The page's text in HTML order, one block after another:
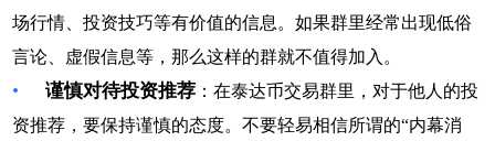
场行情、投资技巧等有价值的信息。如果群里经常出现低俗
言论、虚假信息等，那么这样的群就不值得加入。
•谨慎对待投资推荐 ：在泰达币交易群里，对于他人的投
资推荐，要保持谨慎的态度。不要轻易相信所谓的“内幕消